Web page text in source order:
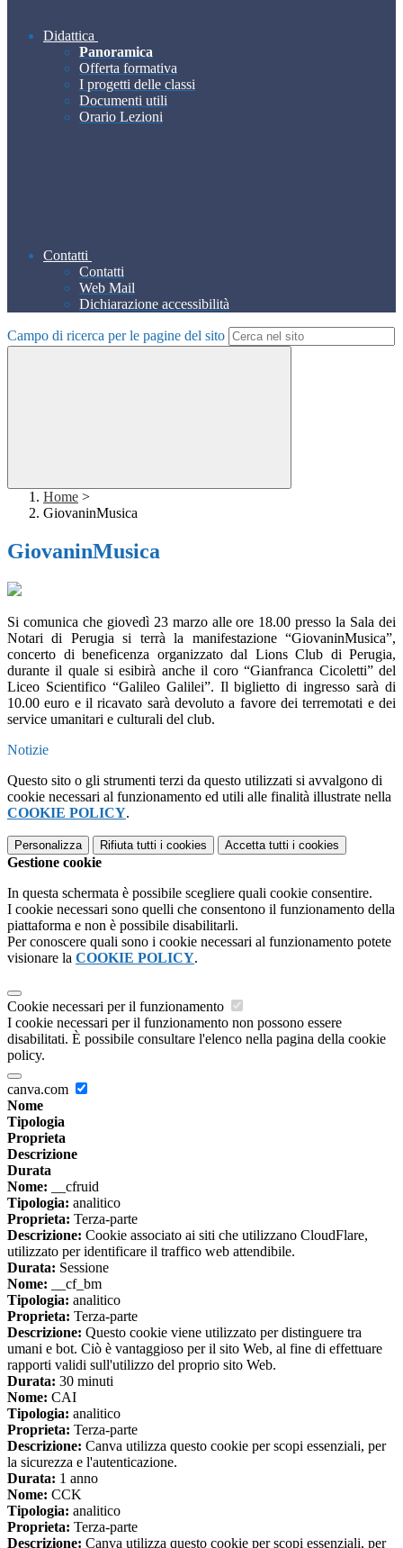
Didattica
Panoramica
Offerta formativa
I progetti delle classi
Documenti utili
Orario Lezioni
Contatti
Contatti
Web Mail
Dichiarazione accessibilità
Campo di ricerca per le pagine del sito
Home >
GiovaninMusica
GiovaninMusica
Si comunica che giovedì 23 marzo alle ore 18.00 presso la Sala dei
Notari di Perugia si terrà la manifestazione “GiovaninMusica”,
concerto di beneficenza organizzato dal Lions Club di Perugia,
durante il quale si esibirà anche il coro “Gianfranca Cicoletti” del
Liceo Scientifico “Galileo Galilei”. Il biglietto di ingresso sarà di
10.00 euro e il ricavato sarà devoluto a favore dei terremotati e dei
service umanitari e culturali del club.
Notizie
Questo sito o gli strumenti terzi da questo utilizzati si avvalgono di
cookie necessari al funzionamento ed utili alle finalità illustrate nella
COOKIE POLICY.
Personalizza Rifiuta tutti i cookies Accetta tutti i cookies
Gestione cookie
In questa schermata è possibile scegliere quali cookie consentire.
I cookie necessari sono quelli che consentono il funzionamento della
piattaforma e non è possibile disabilitarli.
Per conoscere quali sono i cookie necessari al funzionamento potete
visionare la COOKIE POLICY.
Cookie necessari per il funzionamento
I cookie necessari per il funzionamento non possono essere
disabilitati. È possibile consultare l'elenco nella pagina della cookie
policy.
canva.com
Nome
Tipologia
Proprieta
Descrizione
Durata
Nome: __cfruid
Tipologia: analitico
Proprieta: Terza-parte
Descrizione: Cookie associato ai siti che utilizzano CloudFlare,
utilizzato per identificare il traffico web attendibile.
Durata: Sessione
Nome: __cf_bm
Tipologia: analitico
Proprieta: Terza-parte
Descrizione: Questo cookie viene utilizzato per distinguere tra
umani e bot. Ciò è vantaggioso per il sito Web, al fine di effettuare
rapporti validi sull'utilizzo del proprio sito Web.
Durata: 30 minuti
Nome: CAI
Tipologia: analitico
Proprieta: Terza-parte
Descrizione: Canva utilizza questo cookie per scopi essenziali, per
la sicurezza e l'autenticazione.
Durata: 1 anno
Nome: CCK
Tipologia: analitico
Proprieta: Terza-parte
Descrizione: Canva utilizza questo cookie per scopi essenziali, per